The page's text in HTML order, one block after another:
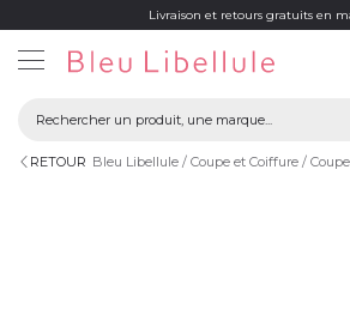
Livraison et retours gratuits en
RETOUR Bleu Libellule Coupe et Coiffure